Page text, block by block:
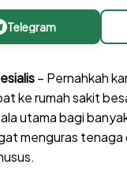
Telegram
– Pernahkah
ke rumah sakit
utama bagi
menguras tenaga